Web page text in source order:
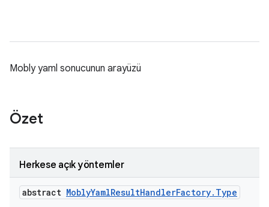
Mobly yaml sonucunun arayüzü
Özet
Herkese açık yöntemler
abstract MoblyYamlResultHandlerFactory. Type